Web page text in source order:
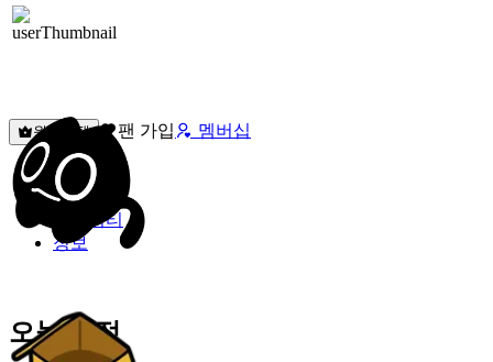
원픽선택 팬 가입 멤버십
밐타운
피드
커뮤니티
정보
오늘 일정